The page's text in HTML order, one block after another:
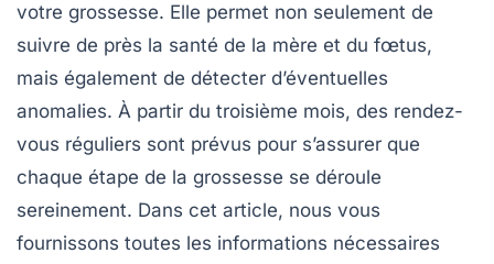
votre grossesse. Elle permet non seulement de
suivre de près la santé de la mère et du fœtus,
mais également de détecter d’éventuelles
anomalies. À partir du troisième mois, des rendez-
vous réguliers sont prévus pour s’assurer que
chaque étape de la grossesse se déroule
sereinement. Dans cet article, nous vous
fournissons toutes les informations nécessaires